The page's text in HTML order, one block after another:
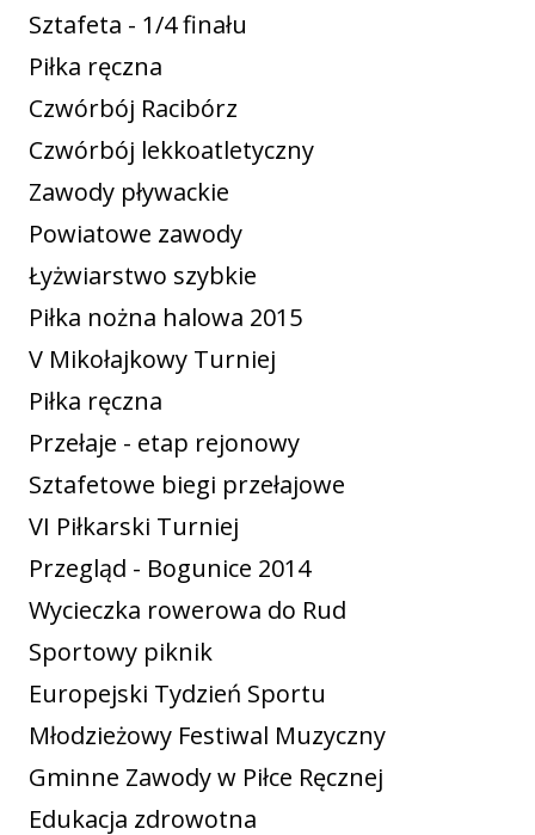
Sztafeta - 1/4 finału
Piłka ręczna
Czwórbój Racibórz
Czwórbój lekkoatletyczny
Zawody pływackie
Powiatowe zawody
Łyżwiarstwo szybkie
Piłka nożna halowa 2015
V Mikołajkowy Turniej
Piłka ręczna
Przełaje - etap rejonowy
Sztafetowe biegi przełajowe
VI Piłkarski Turniej
Przegląd - Bogunice 2014
Wycieczka rowerowa do Rud
Sportowy piknik
Europejski Tydzień Sportu
Młodzieżowy Festiwal Muzyczny
Gminne Zawody w Piłce Ręcznej
Edukacja zdrowotna